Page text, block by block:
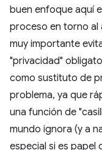
buen enfoque aquí
proceso en torno al
muy importante
"privacidad"
como sustituto de
problema, ya que
una función de
mundo ignora (y a
especial si es papel